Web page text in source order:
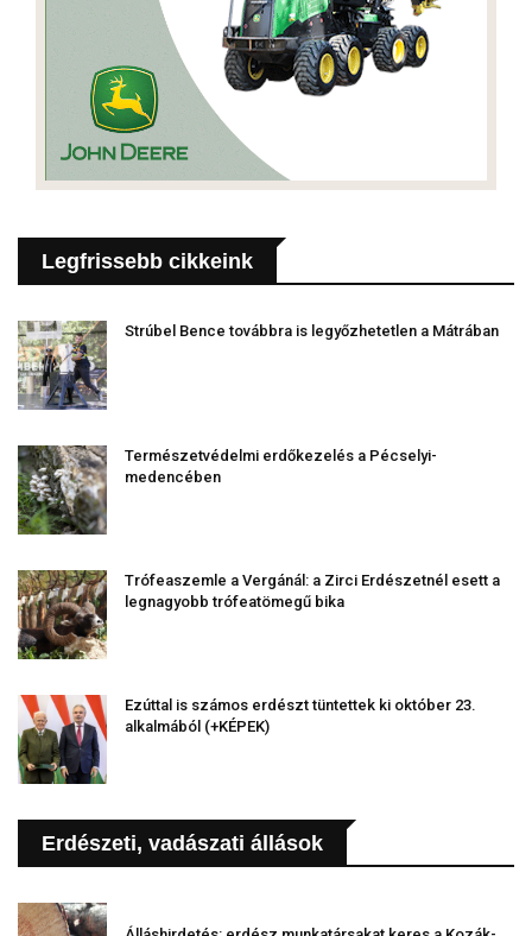
Legfrissebb cikkeink
Strúbel Bence továbbra is legyőzhetetlen a Mátrában
Természetvédelmi erdőkezelés a Pécselyi-
medencében
Trófeaszemle a Vergánál: a Zirci Erdészetnél esett a
legnagyobb trófeatömegű bika
Ezúttal is számos erdészt tüntettek ki október 23.
alkalmából (+KÉPEK)
Erdészeti, vadászati állások